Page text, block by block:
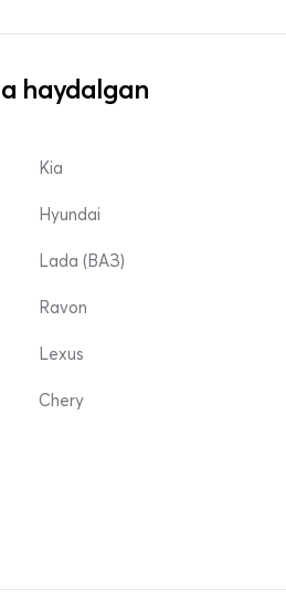
haydalgan
Kia
Hyundai
Lada (ВАЗ)
Ravon
Lexus
Chery